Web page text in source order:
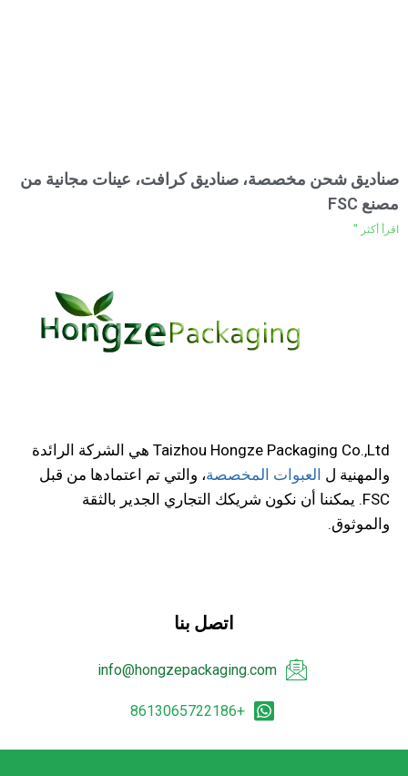
صناديق شحن مخصصة، صناديق كرافت، عينات مجانية من
مصنع FSC
اقرأ أكثر "
Taizhou Hongze Packaging Co.,Ltd هي الشركة الرائدة
والمهنية ل العبوات المخصصة، والتي تم اعتمادها من قبل
FSC. يمكننا أن نكون شريكك التجاري الجدير بالثقة
والموثوق.
اتصل بنا
info@hongzepackaging.com
+8613065722186